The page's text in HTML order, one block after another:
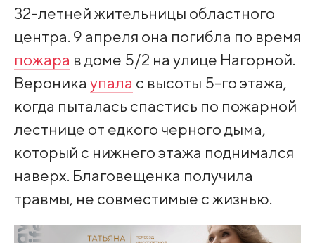
32-летней жительницы областного
центра. 9 апреля она погибла по время
пожара в доме 5/2 на улице Нагорной.
Вероника упала с высоты 5-го этажа,
когда пыталась спастись по пожарной
лестнице от едкого черного дыма,
который с нижнего этажа поднимался
наверх. Благовещенка получила
травмы, не совместимые с жизнью.